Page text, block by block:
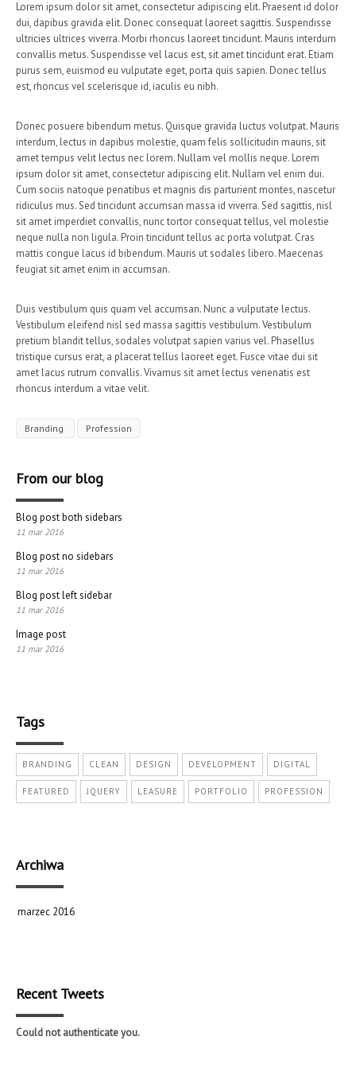
Lorem ipsum dolor sit amet, consectetur adipiscing elit. Praesent id dolor
dui, dapibus gravida elit. Donec consequat laoreet sagittis. Suspendisse
ultricies ultrices viverra. Morbi rhoncus laoreet tincidunt. Mauris interdum
convallis metus. Suspendisse vel lacus est, sit amet tincidunt erat. Etiam
purus sem, euismod eu vulputate eget, porta quis sapien. Donec tellus
est, rhoncus vel scelerisque id, iaculis eu nibh.
Donec posuere bibendum metus. Quisque gravida luctus volutpat. Mauris
interdum, lectus in dapibus molestie, quam felis sollicitudin mauris, sit
amet tempus velit lectus nec lorem. Nullam vel mollis neque. Lorem
ipsum dolor sit amet, consectetur adipiscing elit. Nullam vel enim dui.
Cum sociis natoque penatibus et magnis dis parturient montes, nascetur
ridiculus mus. Sed tincidunt accumsan massa id viverra. Sed sagittis, nisl
sit amet imperdiet convallis, nunc tortor consequat tellus, vel molestie
neque nulla non ligula. Proin tincidunt tellus ac porta volutpat. Cras
mattis congue lacus id bibendum. Mauris ut sodales libero. Maecenas
feugiat sit amet enim in accumsan.
Duis vestibulum quis quam vel accumsan. Nunc a vulputate lectus.
Vestibulum eleifend nisl sed massa sagittis vestibulum. Vestibulum
pretium blandit tellus, sodales volutpat sapien varius vel. Phasellus
tristique cursus erat, a placerat tellus laoreet eget. Fusce vitae dui sit
amet lacus rutrum convallis. Vivamus sit amet lectus venenatis est
rhoncus interdum a vitae velit.
Branding Profession
From our blog
Blog post both sidebars
11 mar 2016
Blog post no sidebars
11 mar 2016
Blog post left sidebar
11 mar 2016
Image post
11 mar 2016
Tags
BRANDING CLEAN DESIGN DEVELOPMENT DIGITAL
FEATURED JQUERY LEASURE PORTFOLIO PROFESSION
Archiwa
marzec 2016
Recent Tweets
Could not authenticate you.